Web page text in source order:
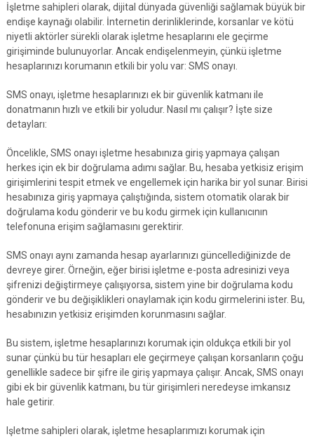
İşletme sahipleri olarak, dijital dünyada güvenliği sağlamak büyük bir
endişe kaynağı olabilir. İnternetin derinliklerinde, korsanlar ve kötü
niyetli aktörler sürekli olarak işletme hesaplarını ele geçirme
girişiminde bulunuyorlar. Ancak endişelenmeyin, çünkü işletme
hesaplarınızı korumanın etkili bir yolu var: SMS onayı.
SMS onayı, işletme hesaplarınızı ek bir güvenlik katmanı ile
donatmanın hızlı ve etkili bir yoludur. Nasıl mı çalışır? İşte size
detayları:
Öncelikle, SMS onayı işletme hesabınıza giriş yapmaya çalışan
herkes için ek bir doğrulama adımı sağlar. Bu, hesaba yetkisiz erişim
girişimlerini tespit etmek ve engellemek için harika bir yol sunar. Birisi
hesabınıza giriş yapmaya çalıştığında, sistem otomatik olarak bir
doğrulama kodu gönderir ve bu kodu girmek için kullanıcının
telefonuna erişim sağlamasını gerektirir.
SMS onayı aynı zamanda hesap ayarlarınızı güncellediğinizde de
devreye girer. Örneğin, eğer birisi işletme e-posta adresinizi veya
şifrenizi değiştirmeye çalışıyorsa, sistem yine bir doğrulama kodu
gönderir ve bu değişiklikleri onaylamak için kodu girmelerini ister. Bu,
hesabınızın yetkisiz erişimden korunmasını sağlar.
Bu sistem, işletme hesaplarınızı korumak için oldukça etkili bir yol
sunar çünkü bu tür hesapları ele geçirmeye çalışan korsanların çoğu
genellikle sadece bir şifre ile giriş yapmaya çalışır. Ancak, SMS onayı
gibi ek bir güvenlik katmanı, bu tür girişimleri neredeyse imkansız
hale getirir.
Işletme sahipleri olarak, işletme hesaplarımızı korumak için